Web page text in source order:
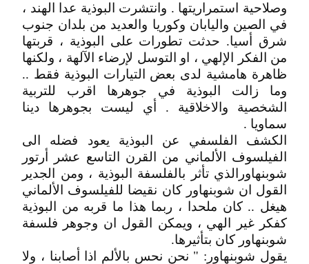
وصلاحية استمراريتها . وانتشرت البوذية عدا الهند ،
في الصين واليابان وكوريا والعديد من بلدان جنوب
شرق أسيا. حدثت تطورات على البوذية ، قربتها
من الفكر الإلهي ، او التوسل لإرضاء الآلهة ، ولكنها
ظاهرة هامشية لدى بعض التيارات البوذية فقط ..
وما زالت البوذية في جوهرها اقرب للتربية
الشخصية والاخلاقية . أي ليست بجوهرها دينا
سماويا .
الكشف الفلسفي عن البوذية يعود فضله الى
الفيلسوف الألماني من القرن التاسع عشر أرتور
شوبنهاورالذي تأثر بالفلسفة البوذية ، ومن الجدير
القول ان شوبنهاور كان نقيضا للفيلسوف الألماني
هيغل .. كان ملحدا ، ربما هذا ما قربه من البوذية
كفكر غير الهي ، ويمكن القول ان وجوهر فلسفة
شوبنهاور كان بتأثيرها.
يقول شوبنهاور: " نحن نحس بالألم اذا أصابنا ، ولا